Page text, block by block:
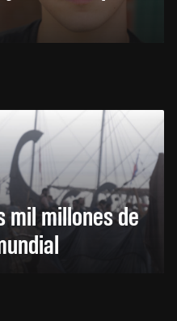
mil millones de